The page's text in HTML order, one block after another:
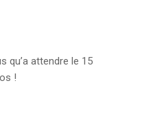
qu’a attendre le 15
!